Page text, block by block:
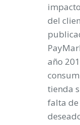
del
año
tienda
falta